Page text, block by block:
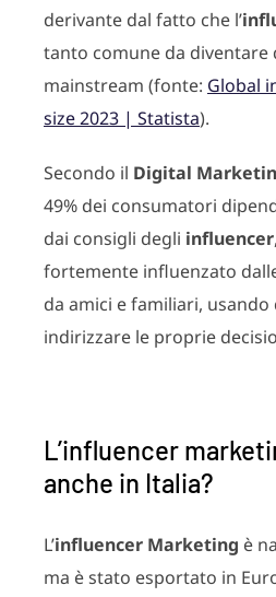
derivante dal fatto che l’
tanto comune da diventare
mainstream (fonte: Global
size 2023 | Statista).
Secondo il Digital
49% dei consumatori
dai consigli degli influencer
fortemente influenzato
da amici e familiari,
indirizzare le proprie
L’influencer
anche in Italia?
L’influencer Marketing è
ma è stato esportato in